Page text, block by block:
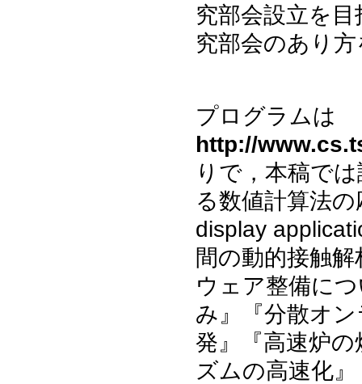
究部会設立を
究部会のあり
プログラムは
http://
りで，本稿で
る数値計算法
display
間の動的接触
ウェア整備に
み』『分散オ
発』『高速炉
ズムの高速化